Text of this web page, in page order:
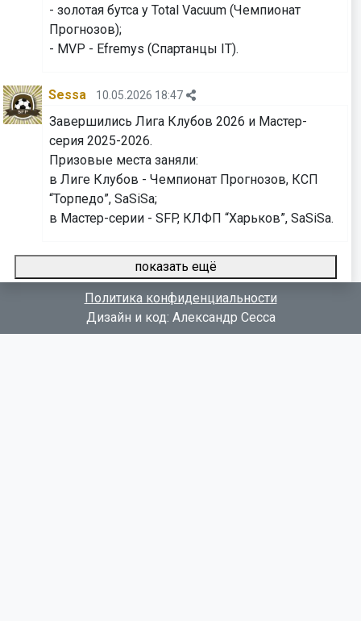
- золотая бутса у Total Vacuum (Чемпионат
Прогнозов);
- MVP - Efremys (Спартанцы IT).
Sessa 10.05.2026 18:47
Завершились Лига Клубов 2026 и Мастер-
серия 2025-2026.
Призовые места заняли:
в Лиге Клубов - Чемпионат Прогнозов, КСП
“Торпедо”, SaSiSa;
⁠⁠⁠⁠⁠⁠⁠в Мастер-серии - SFP, КЛФП “Харьков”, SaSiSa.
показать ещё
Политика конфиденциальности
Дизайн и код: Александр Сесса